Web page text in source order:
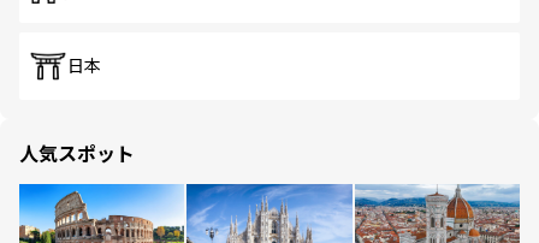
日本
人気スポット